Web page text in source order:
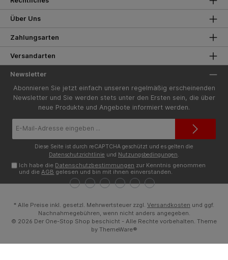
Über Uns
Zahlungsarten
Versandarten
Newsletter
Abonnieren Sie jetzt einfach unseren regelmäßig erscheinenden
Newsletter und Sie werden stets unter den Ersten sein, die über
neue Produkte und Angebote informiert werden.
Mail-
Diese Seite ist durch reCAPTCHA geschützt und es gelten die
Datenschutzrichtlinie und Nutzungsbedingungen.
Ich habe die Datenschutzbestimmungen zur Kenntnis genommen
und dieAGB gelesen und bin mit ihnen einverstanden.
* Alle Preise inkl. gesetzl. Mehrwertsteuer zzgl. Versandkosten und ggf.
Nachnahmegebühren, wenn nicht anders angegeben.
© 2026 Der One-Stop Shop beschicht - Alle Rechte vorbehalten. Theme
by ThemeWare®